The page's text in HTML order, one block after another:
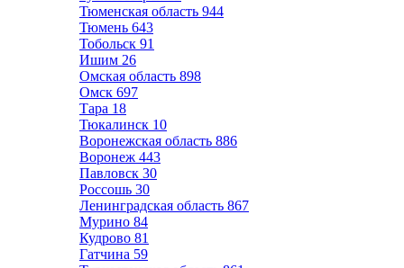
Тюменская область 944
Тюмень 643
Тобольск 91
Ишим 26
Омская область 898
Омск 697
Тара 18
Тюкалинск 10
Воронежская область 886
Воронеж 443
Павловск 30
Россошь 30
Ленинградская область 867
Мурино 84
Кудрово 81
Гатчина 59